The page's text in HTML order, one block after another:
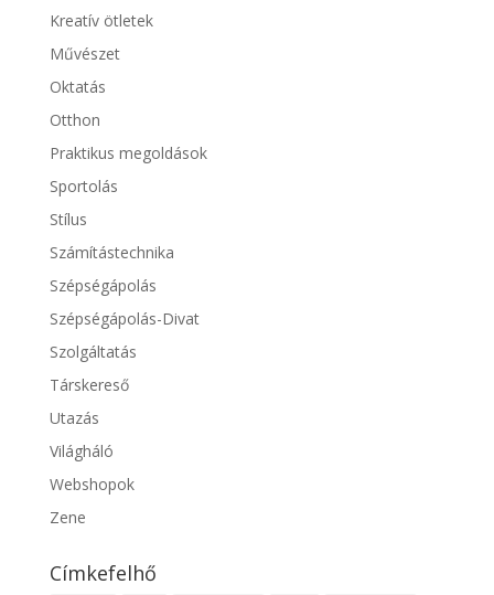
Kreatív ötletek
Művészet
Oktatás
Otthon
Praktikus megoldások
Sportolás
Stílus
Számítástechnika
Szépségápolás
Szépségápolás-Divat
Szolgáltatás
Társkereső
Utazás
Világháló
Webshopok
Zene
Címkefelhő